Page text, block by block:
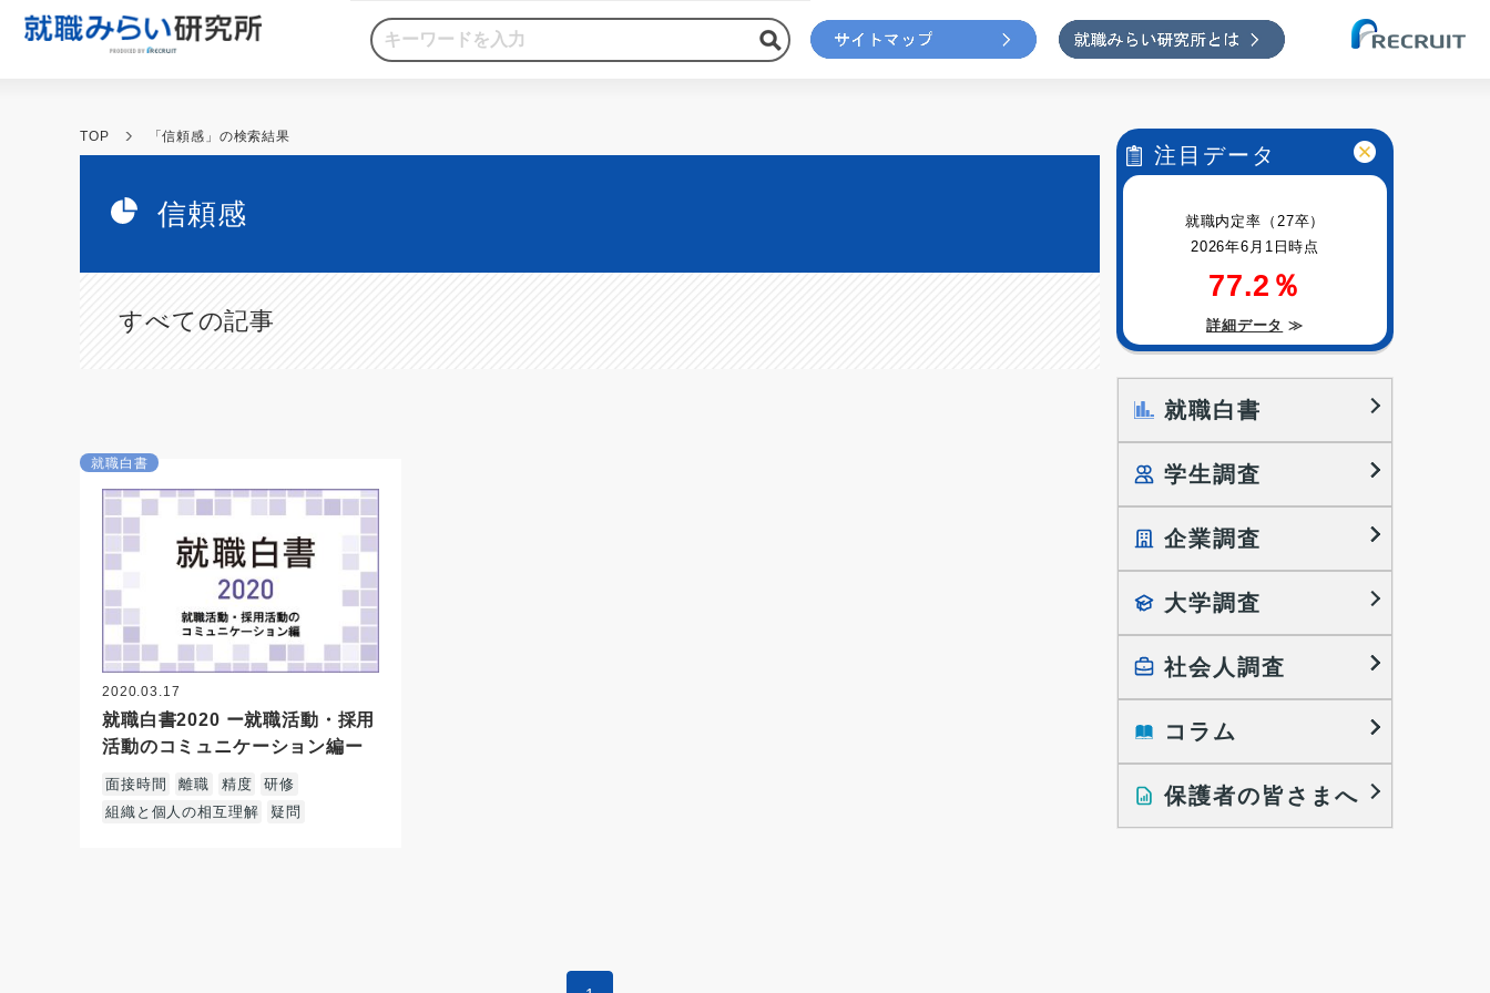
TOP 「信頼感」の検索結果
信頼感
すべての記事
就職白書
2020.03.17
就職白書2020 ー就職活動・採用
活動のコミュニケーション編ー
面接時間 離職 精度
研修
組織と個人の相互理解
疑問
注目データ
就職内定率（27卒）
2026年6月1日時点
77.2％
詳細データ ≫
就職白書
学生調査
就職プロセス調査
働きたい組織の特徴
大学生の地域間移動レポート
就職活動に関するレポート
企業調査
採用に関する調査
大学調査
社会人調査
就職活動と入社後の就業
コラム
インタビュー記事
保護者の皆さまへ